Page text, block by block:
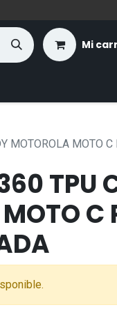
Mi
MOTOROLA MOTO
TPU
C